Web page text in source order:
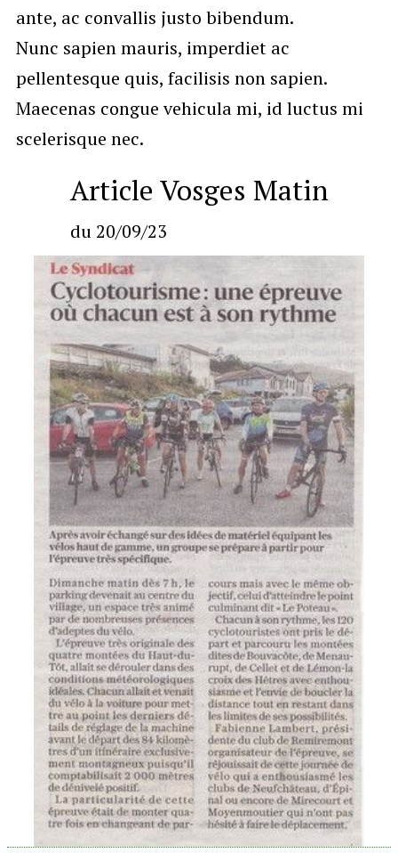
ante, ac convallis justo bibendum.
Nunc sapien mauris, imperdiet ac
pellentesque quis, facilisis non sapien.
Maecenas congue vehicula mi, id luctus mi
scelerisque nec.
Article Vosges Matin
du 20/09/23